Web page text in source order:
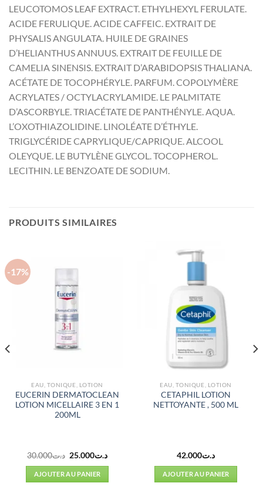
LEUCOTOMOS LEAF EXTRACT. ETHYLHEXYL FERULATE.
ACIDE FERULIQUE. ACIDE CAFFEIC. EXTRAIT DE
PHYSALIS ANGULATA. HUILE DE GRAINES
D’HELIANTHUS ANNUUS. EXTRAIT DE FEUILLE DE
CAMELIA SINENSIS. EXTRAIT D’ARABIDOPSIS THALIANA.
ACÉTATE DE TOCOPHÉRYLE. PARFUM. COPOLYMÈRE
ACRYLATES / OCTYLACRYLAMIDE. LE PALMITATE
D’ASCORBYLE. TRIACÉTATE DE PANTHÉNYLE. AQUA.
L’OXOTHIAZOLIDINE. LINOLÉATE D’ÉTHYLE.
TRIGLYCÉRIDE CAPRYLIQUE/CAPRIQUE. ALCOOL
OLEYQUE. LE BUTYLÈNE GLYCOL. TOCOPHEROL.
LECITHIN. LE BENZOATE DE SODIUM.
PRODUITS SIMILAIRES
-17%
EAU, TONIQUE, LOTION
EUCERIN DERMATOCLEAN
LOTION MICELLAIRE 3 EN 1
200ML
د.ت30.000
Le
initial
était :
د.ت30.000.
د.ت25.000
Le
AJOUTER AU PANIER
EAU, TONIQUE, LOTION
CETAPHIL LOTION
NETTOYANTE , 500 ML
د.ت42.000
AJOUTER AU PANIER